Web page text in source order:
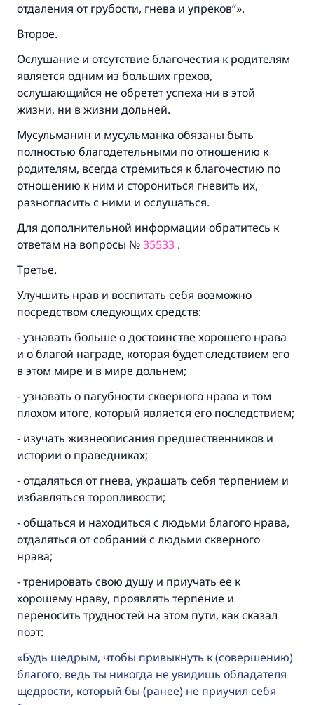
отдаления от грубости, гнева и упреков“».
Второе.
Ослушание и отсутствие благочестия к родителям
является одним из больших грехов,
ослушающийся не обретет успеха ни в этой
жизни, ни в жизни дольней.
Мусульманин и мусульманка обязаны быть
полностью благодетельными по отношению к
родителям, всегда стремиться к благочестию по
отношению к ним и сторониться гневить их,
разногласить с ними и ослушаться.
Для дополнительной информации обратитесь к
ответам на вопросы №35533 .
Третье.
Улучшить нрав и воспитать себя возможно
посредством следующих средств:
- узнавать больше о достоинстве хорошего нрава
и о благой награде, которая будет следствием его
в этом мире и в мире дольнем;
- узнавать о пагубности скверного нрава и том
плохом итоге, который является его последствием;
- изучать жизнеописания предшественников и
истории о праведниках;
- отдаляться от гнева, украшать себя терпением и
избавляться торопливости;
- общаться и находиться с людьми благого нрава,
отдаляться от собраний с людьми скверного
нрава;
- тренировать свою душу и приучать ее к
хорошему нраву, проявлять терпение и
переносить трудностей на этом пути, как сказал
поэт:
Будь щедрым, чтобы привыкнуть к (совершению)
благого, ведь ты никогда не увидишь обладателя
щедрости, который бы (ранее) не приучил себя
Ответ № 110845 помог сохранить
брак.